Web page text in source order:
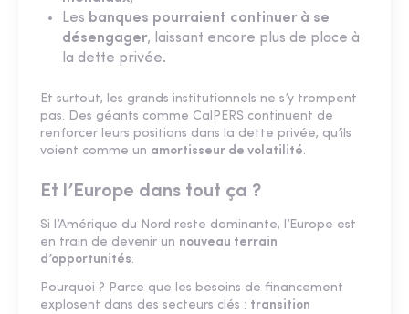
Les banques pourraient continuer à se
désengager, laissant encore plus de place à
la dette privée.
Et surtout, les grands institutionnels ne s’y trompent
pas. Des géants comme CalPERS continuent de
renforcer leurs positions dans la dette privée, qu’ils
voient comme un amortisseur de volatilité.
Et l’Europe dans tout ça ?
Si l’Amérique du Nord reste dominante, l’Europe est
en train de devenir un nouveau terrain
d’opportunités.
Pourquoi ? Parce que les besoins de financement
explosent dans des secteurs clés : transition